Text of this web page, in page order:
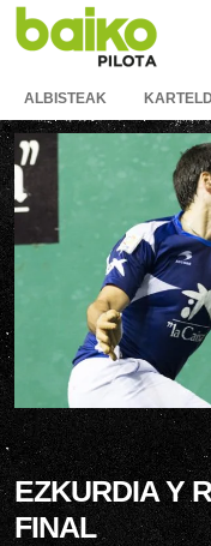
ALBISTEAK
EZKURDIA Y
FINAL